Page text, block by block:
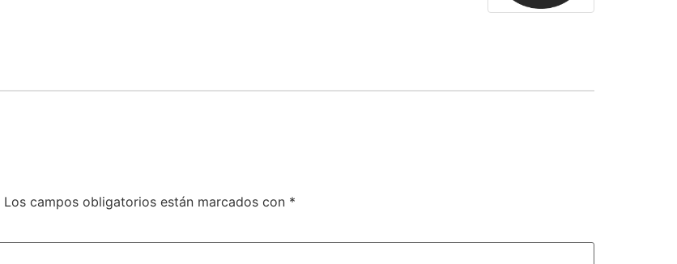
Los campos obligatorios están marcados con *